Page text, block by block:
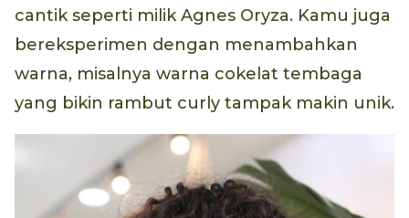
cantik seperti milik Agnes Oryza. Kamu juga
bereksperimen dengan menambahkan
warna, misalnya warna cokelat tembaga
yang bikin rambut curly tampak makin unik.